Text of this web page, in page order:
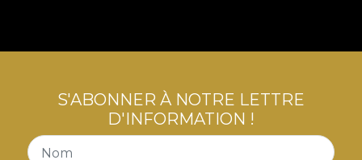
S'ABONNER À NOTRE LETTRE
D'INFORMATION !
Nom